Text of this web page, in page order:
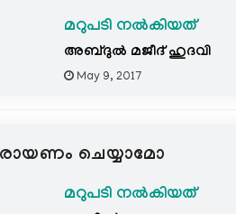
മറുപടി നൽകിയത്
അബ്ദുല്‍ മജീദ് ഹുദവി
May 9, 2017
ചെയ്യാമോ
മറുപടി നൽകിയത്